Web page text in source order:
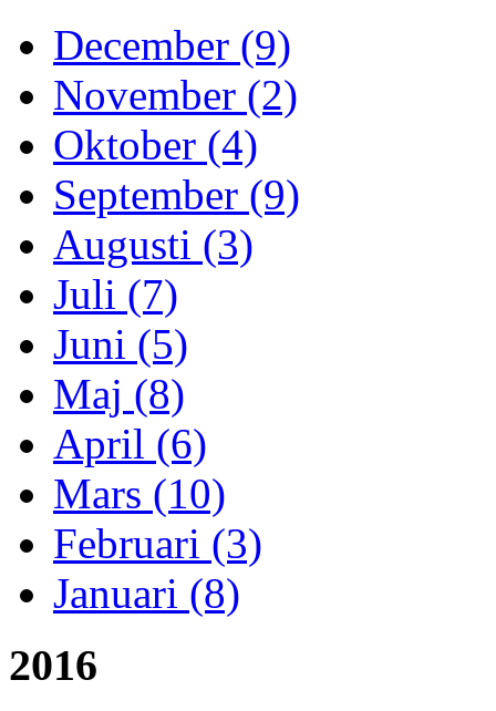
December (9)
November (2)
Oktober (4)
September (9)
Augusti (3)
Juli (7)
Juni (5)
Maj (8)
April (6)
Mars (10)
Februari (3)
Januari (8)
2016